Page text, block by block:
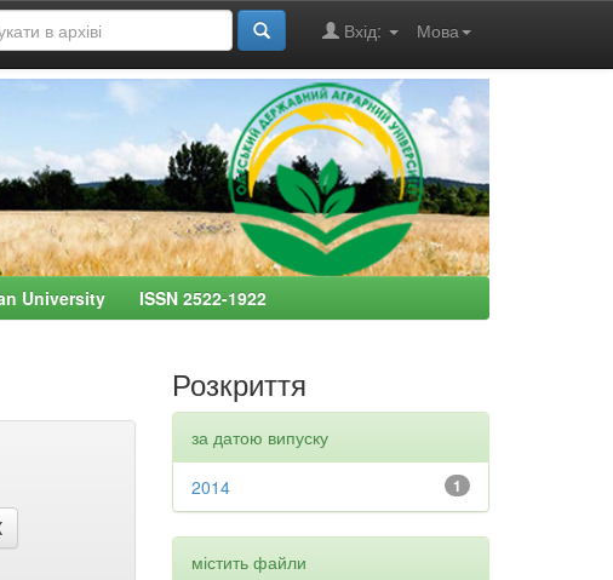
Мова
Вхід:
University ISSN 2522-1922
Розкриття
за датою випуску
1
2014
містить файли